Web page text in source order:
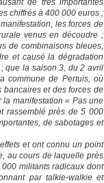
de très importantes
chiffrés à 400 000 euros ;
les forces de
venus en découdre ;
de combinaisons bleues,
et causé la dégradation
que la saison 3, du 2 avril
commune de Pertuis, où
bancaires et des forces de
la manifestation « Pas une
rassemblé près de 5 000
de sabotages et
et ont connu un point
au cours de laquelle près
militants radicaux dont
par talkie-walkie et